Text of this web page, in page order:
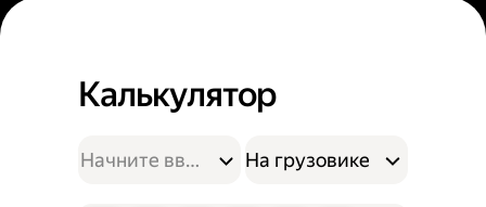
Калькулятор
На грузовике